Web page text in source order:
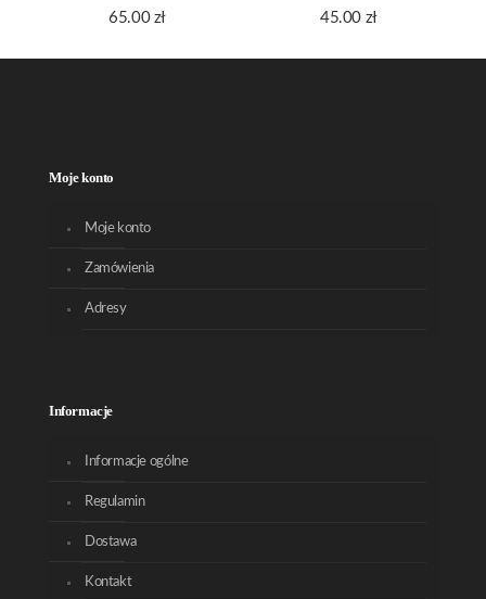
65.00 zł
45.00 zł
Moje konto
Moje konto
Zamówienia
Adresy
Informacje
Informacje ogólne
Regulamin
Dostawa
Kontakt